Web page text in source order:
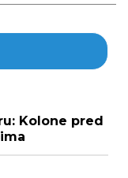
Kolone pred